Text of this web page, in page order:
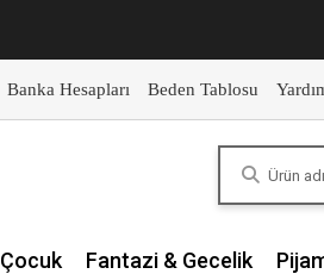
Banka Hesapları Beden Tablosu
Çocuk Fantazi & Gecelik